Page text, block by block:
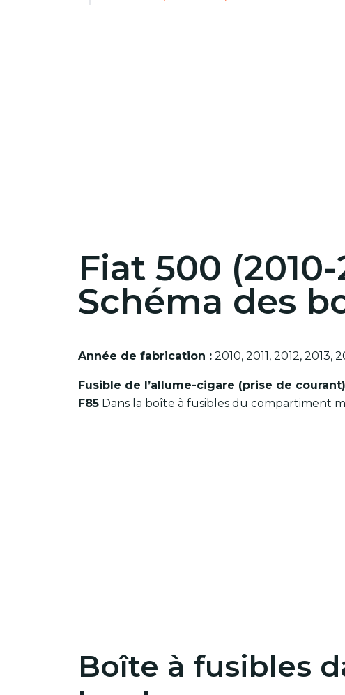
Fiat 500 (2010-
Schéma des
Année de fabrication : 2010, 2011, 2012, 2013,
Fusible de l’allume-cigare (prise de
F85 Dans la boîte à fusibles du compartiment
Boîte à fusibles